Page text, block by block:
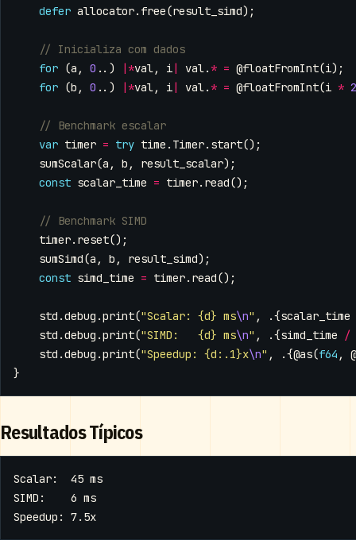
defer allocator. free(result_simd);
for (a , 0 ..) |*val , i| val . * = @floatFromInt(i);
for (b , 0 ..) |*val , i| val . * = @floatFromInt(i * 2
var timer = try time . Timer. start();
sumScalar(a , b , result_scalar);
const scalar_time = timer. read();
timer. reset();
sumSimd(a , b , result_simd);
const simd_time = timer. read();
std .debug .print("Scalar: {d} ms\n" , .{scalar_time
std .debug .print("SIMD:   {d} ms\n" , .{simd_time
/
std .debug .print("Speedup: {d:.1}x\n" , .{@as(f64 ,
}
Resultados Típicos